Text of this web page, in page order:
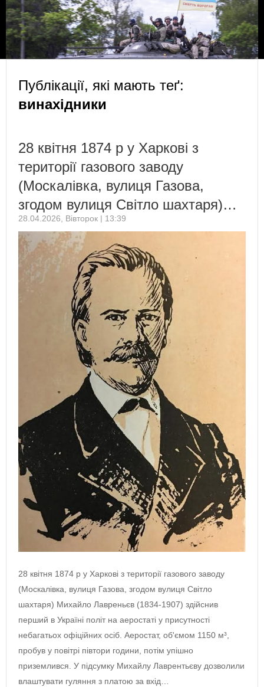
Публікації, які мають теґ:
винахідники
28 квітня 1874 р у Харкові з
території газового заводу
(Москалівка, вулиця Газова,
згодом вулиця Світло шахтаря)…
28.04.2026, Вівторок | 13:39
28 квітня 1874 р у Харкові з території газового заводу
(Москалівка, вулиця Газова, згодом вулиця Світло
шахтаря) Михайло Лавреньєв (1834-1907) здійснив
перший в Україні політ на аеростаті у присутності
небагатьох офіційних осіб. Аеростат, об'ємом 1150 м³,
пробув у повітрі півтори години, потім упішно
приземлився. У підсумку Михайлу Лаврентьєву дозволили
влаштувати гуляння з платою за вхід…